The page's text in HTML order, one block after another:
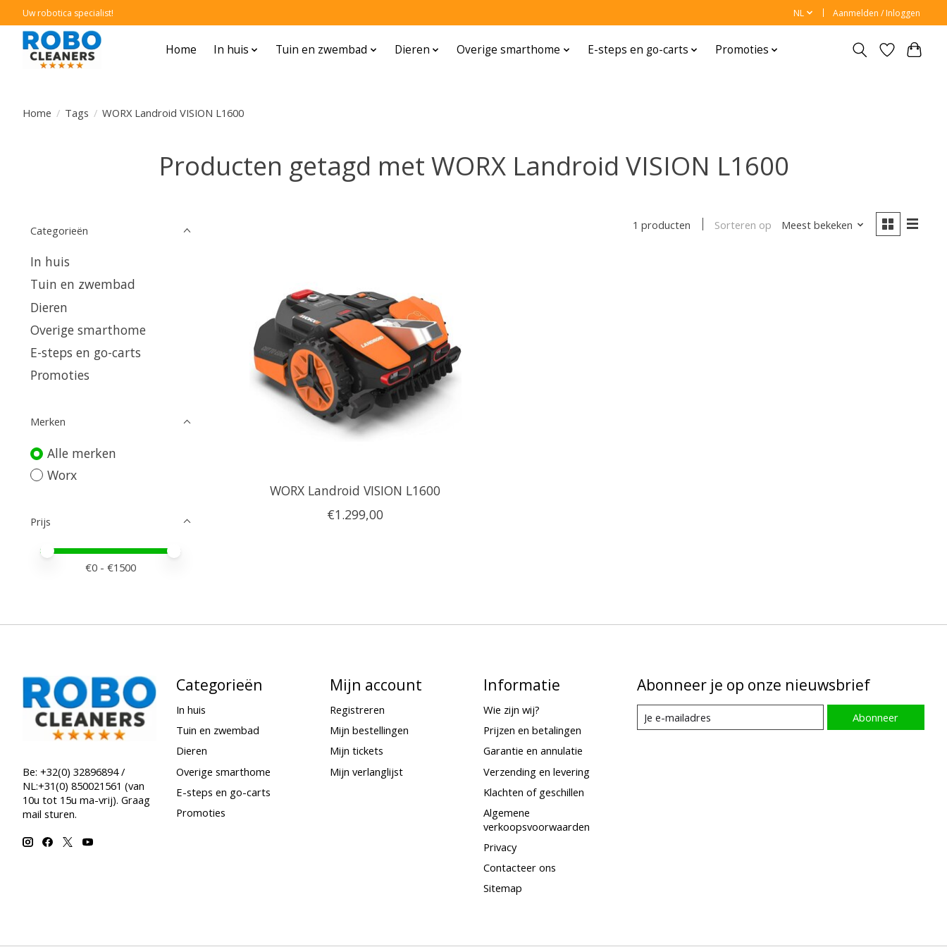
Uw robotica specialist! NL Aanmelden / Inloggen
Home In huis Tuin en zwembad Dieren Overige smarthome E-steps en go-carts Promoties
Home / Tags / WORX Landroid VISION L1600
Producten getagd met WORX Landroid VISION L1600
Categorieën
In huis
Tuin en zwembad
Dieren
Overige smarthome
E-steps en go-carts
Promoties
Merken
Alle merken
Worx
Prijs
Minimale prijswaarde
Price maximum value
€0 - €1500
1 producten Sorteren op Meest bekeken
WORX Landroid VISION L1600
€1.299,00
Be: +32(0) 32896894 /
NL:+31(0) 850021561 (van
10u tot 15u ma-vrij). Graag
mail sturen.
Categorieën
In huis
Tuin en zwembad
Dieren
Overige smarthome
E-steps en go-carts
Promoties
Mijn account
Registreren
Mijn bestellingen
Mijn tickets
Mijn verlanglijst
Informatie
Wie zijn wij?
Prijzen en betalingen
Garantie en annulatie
Verzending en levering
Klachten of geschillen
Algemene
verkoopsvoorwaarden
Privacy
Contacteer ons
Sitemap
Abonneer je op onze nieuwsbrief
Abonneer